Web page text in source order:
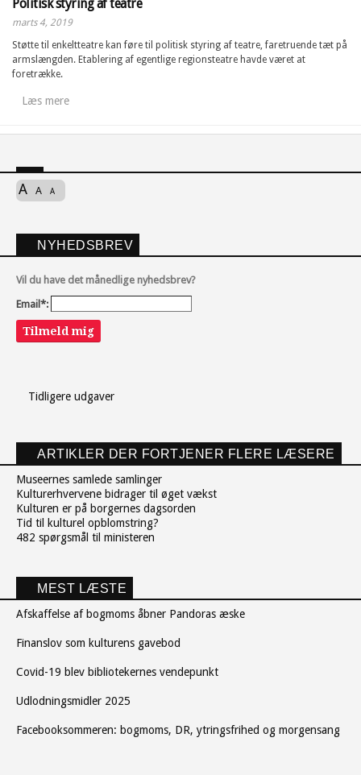
Politisk styring af teatre
marts 4, 2019
Støtte til enkeltteatre kan føre til politisk styring af teatre, faretruende tæt på
armslængden. Etablering af egentlige regionsteatre havde været at
foretrække.
Læs mere
A A A
NYHEDSBREV
Vil du have det månedlige nyhedsbrev?
Email*:
Tilmeld mig
Tidligere udgaver
ARTIKLER DER FORTJENER FLERE LÆSERE
Museernes samlede samlinger
Kulturerhvervene bidrager til øget vækst
Kulturen er på borgernes dagsorden
Tid til kulturel opblomstring?
482 spørgsmål til ministeren
MEST LÆSTE
Afskaffelse af bogmoms åbner Pandoras æske
Finanslov som kulturens gavebod
Covid-19 blev bibliotekernes vendepunkt
Udlodningsmidler 2025
Facebooksommeren: bogmoms, DR, ytringsfrihed og morgensang